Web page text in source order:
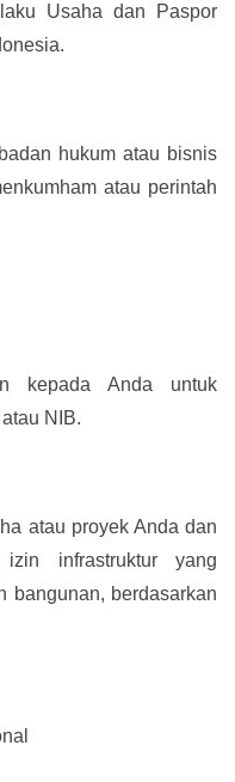
Usaha dan Paspor
hukum atau bisnis
atau perintah
kepada Anda untuk
NIB.
atau proyek Anda dan
infrastruktur yang
bangunan, berdasarkan